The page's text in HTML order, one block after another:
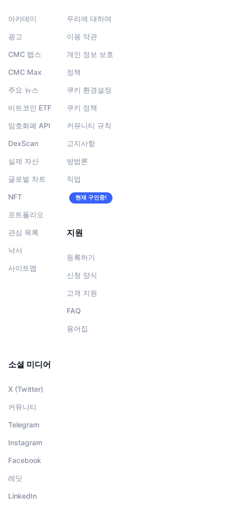
아카데미
광고
CMC 랩스
CMC Max
주요 뉴스
비트코인 ETF
암호화폐 API
DexScan
실제 자산
글로벌 차트
NFT
포트폴리오
관심 목록
낙서
사이트맵
우리에 대하여
이용 약관
개인 정보 보호
정책
쿠키 환경설정
쿠키 정책
커뮤니티 규칙
고지사항
방법론
직업
현재 구인중!
지원
등록하기
신청 양식
고객 지원
FAQ
용어집
소셜 미디어
X (Twitter)
커뮤니티
Telegram
Instagram
Facebook
레딧
LinkedIn